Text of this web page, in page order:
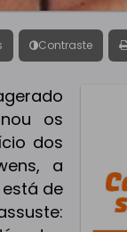
Contraste
os
dos
a
de